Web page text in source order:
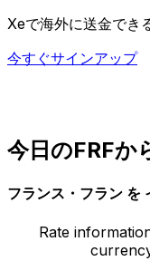
Xeで海外に送金でき
今すぐサインアップ
今日のFRFか
フランス・フラン を
Rate